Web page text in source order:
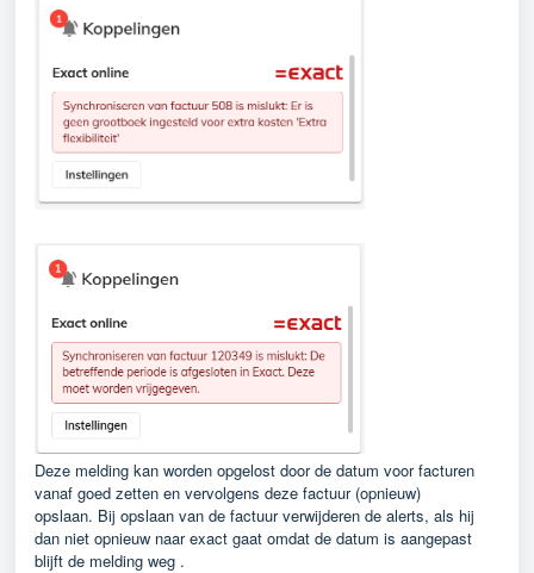
Deze melding kan worden opgelost door de datum voor facturen
vanaf goed zetten en vervolgens deze factuur (opnieuw)
opslaan. Bij opslaan van de factuur verwijderen de alerts, als hij
dan niet opnieuw naar exact gaat omdat de datum is aangepast
blijft de melding weg .